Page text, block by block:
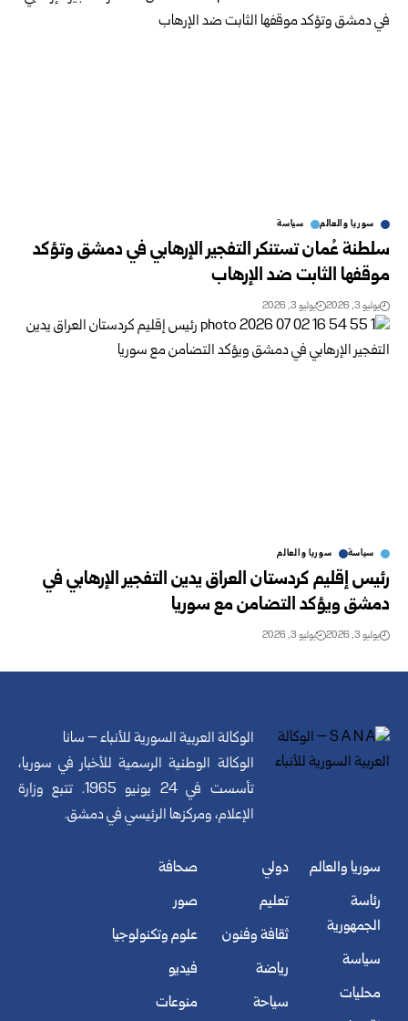
سوريا والعالم سياسة
سلطنة عُمان تستنكر التفجير الإرهابي في دمشق وتؤكد
موقفها الثابت ضد الإرهاب
يوليو 3, 2026 يوليو 3, 2026
سياسة سوريا والعالم
رئيس إقليم كردستان العراق يدين التفجير الإرهابي في
دمشق ويؤكد التضامن مع سوريا
يوليو 3, 2026 يوليو 3, 2026
الوكالة العربية السورية للأنباء – سانا
الوكالة الوطنية الرسمية للأخبار في سوريا،
تأسست في 24 يونيو 1965. تتبع وزارة
الإعلام، ومركزها الرئيسي في دمشق.
سوريا والعالم
رئاسة
الجمهورية
سياسة
محليات
دولي
تعليم
ثقافة وفنون
رياضة
سياحة
صحافة
صور
علوم وتكنولوجيا
فيديو
منوعات